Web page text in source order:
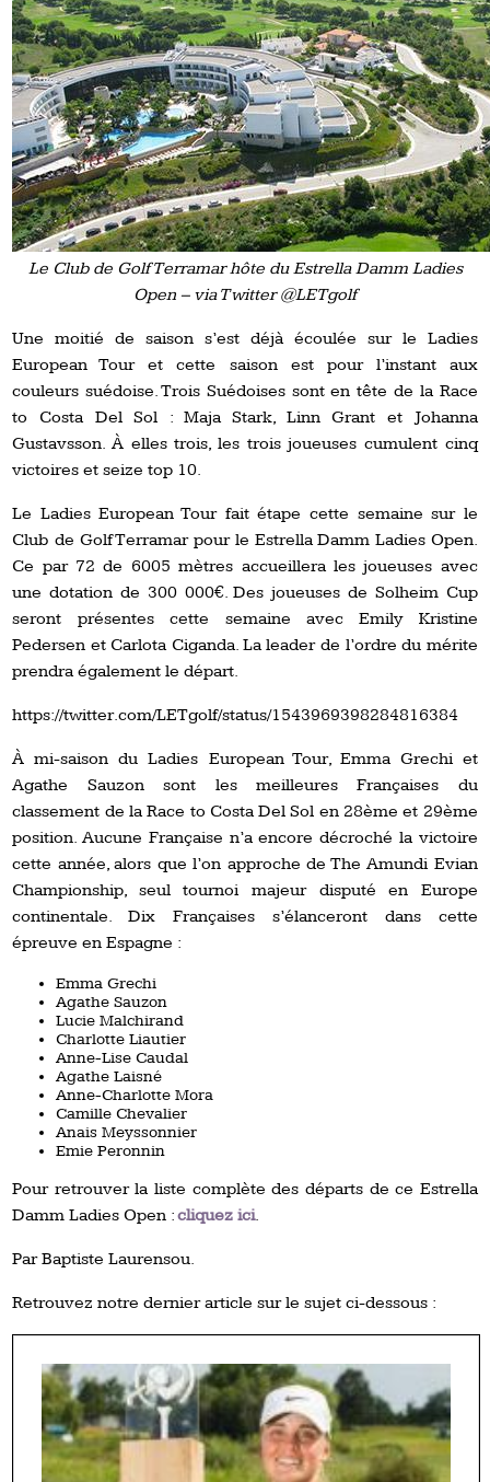
Le Club de Golf Terramar hôte du Estrella Damm Ladies
Open – via Twitter @LETgolf
Une moitié de saison s’est déjà écoulée sur le Ladies
European Tour et cette saison est pour l’instant aux
couleurs suédoise. Trois Suédoises sont en tête de la Race
to Costa Del Sol : Maja Stark, Linn Grant et Johanna
Gustavsson. À elles trois, les trois joueuses cumulent cinq
victoires et seize top 10.
Le Ladies European Tour fait étape cette semaine sur le
Club de Golf Terramar pour le Estrella Damm Ladies Open.
Ce par 72 de 6005 mètres accueillera les joueuses avec
une dotation de 300 000€. Des joueuses de Solheim Cup
seront présentes cette semaine avec Emily Kristine
Pedersen et Carlota Ciganda. La leader de l’ordre du mérite
prendra également le départ.
https://twitter.com/LETgolf/status/1543969398284816384
À mi-saison du Ladies European Tour, Emma Grechi et
Agathe Sauzon sont les meilleures Françaises du
classement de la Race to Costa Del Sol en 28ème et 29ème
position. Aucune Française n’a encore décroché la victoire
cette année, alors que l’on approche de The Amundi Evian
Championship, seul tournoi majeur disputé en Europe
continentale. Dix Françaises s’élanceront dans cette
épreuve en Espagne :
Emma Grechi
Agathe Sauzon
Lucie Malchirand
Charlotte Liautier
Anne-Lise Caudal
Agathe Laisné
Anne-Charlotte Mora
Camille Chevalier
Anais Meyssonnier
Emie Peronnin
Pour retrouver la liste complète des départs de ce Estrella
Damm Ladies Open :cliquez ici.
Par Baptiste Laurensou.
Retrouvez notre dernier article sur le sujet ci-dessous :